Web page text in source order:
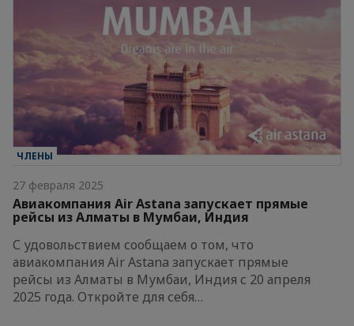
ЧЛЕНЫ
27 февраля 2025
Авиакомпания Air Astana запускает прямые
рейсы из Алматы в Мумбаи, Индия
С удовольствием сообщаем о том, что
авиакомпания Air Astana запускает прямые
рейсы из Алматы в Мумбаи, Индия с 20 апреля
2025 года. Откройте для себя…